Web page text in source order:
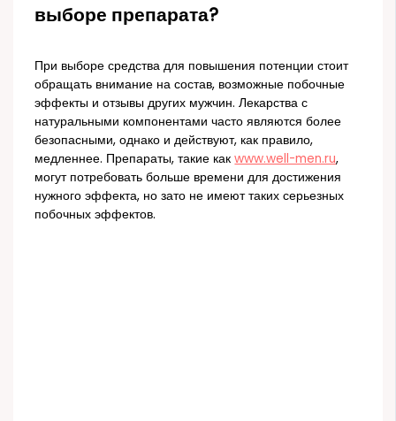
выборе препарата?
При выборе средства для повышения потенции стоит
обращать внимание на состав, возможные побочные
эффекты и отзывы других мужчин. Лекарства с
натуральными компонентами часто являются более
безопасными, однако и действуют, как правило,
медленнее. Препараты, такие какwww.well-men.ru,
могут потребовать больше времени для достижения
нужного эффекта, но зато не имеют таких серьезных
побочных эффектов.